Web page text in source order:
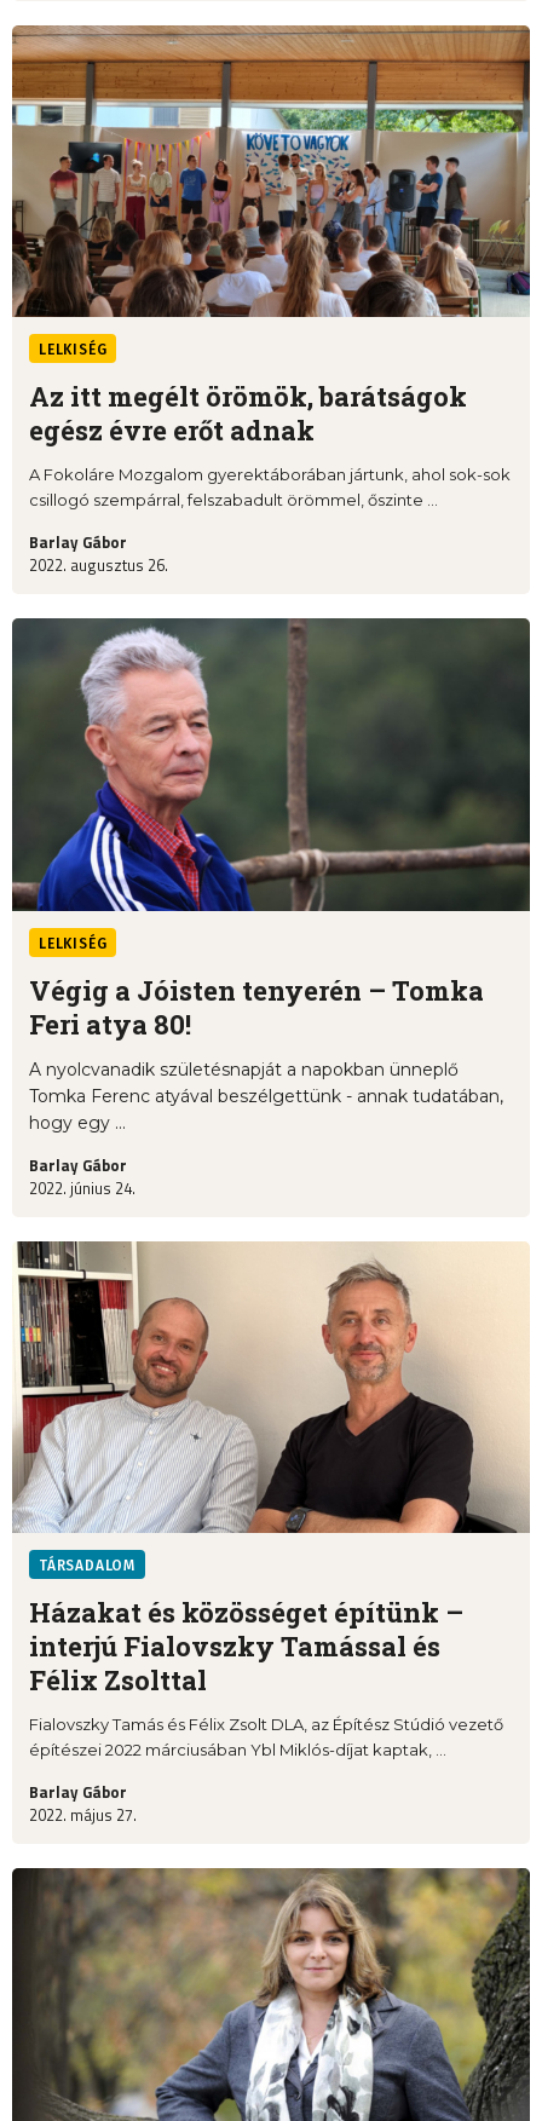
LELKISÉG
Az itt megélt örömök, barátságok
egész évre erőt adnak
A Fokoláre Mozgalom gyerektáborában jártunk, ahol sok-sok
csillogó szempárral, felszabadult örömmel, őszinte ...
Barlay Gábor
2022. augusztus 26.
LELKISÉG
Végig a Jóisten tenyerén – Tomka
Feri atya 80!
A nyolcvanadik születésnapját a napokban ünneplő
Tomka Ferenc atyával beszélgettünk - annak tudatában,
hogy egy ...
Barlay Gábor
2022. június 24.
TÁRSADALOM
Házakat és közösséget építünk –
interjú Fialovszky Tamással és
Félix Zsolttal
Fialovszky Tamás és Félix Zsolt DLA, az Építész Stúdió vezető
építészei 2022 márciusában Ybl Miklós-díjat kaptak, ...
Barlay Gábor
2022. május 27.